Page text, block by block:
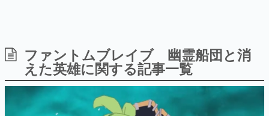
日本のコンテンツ産業やカルチャーに与えた影響を探る企
画です。
日本モバイルゲーム産業史
日本のモバイルゲーム史における主要なトピック・タイト
ルを網羅するほか、開発者へのインタビューや識者による
解説を掲載。約20年の歴史が一望できる決定版！
ファントムブレイブ 幽霊船団と消
えた英雄に関する記事一覧